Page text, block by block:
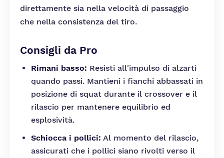
direttamente sia nella velocità di passaggio
che nella consistenza del tiro.
Consigli da Pro
Rimani basso: Resisti all'impulso di alzarti
quando passi. Mantieni i fianchi abbassati in
posizione di squat durante il crossover e il
rilascio per mantenere equilibrio ed
esplosività.
Schiocca i pollici: Al momento del rilascio,
assicurati che i pollici siano rivolti verso il